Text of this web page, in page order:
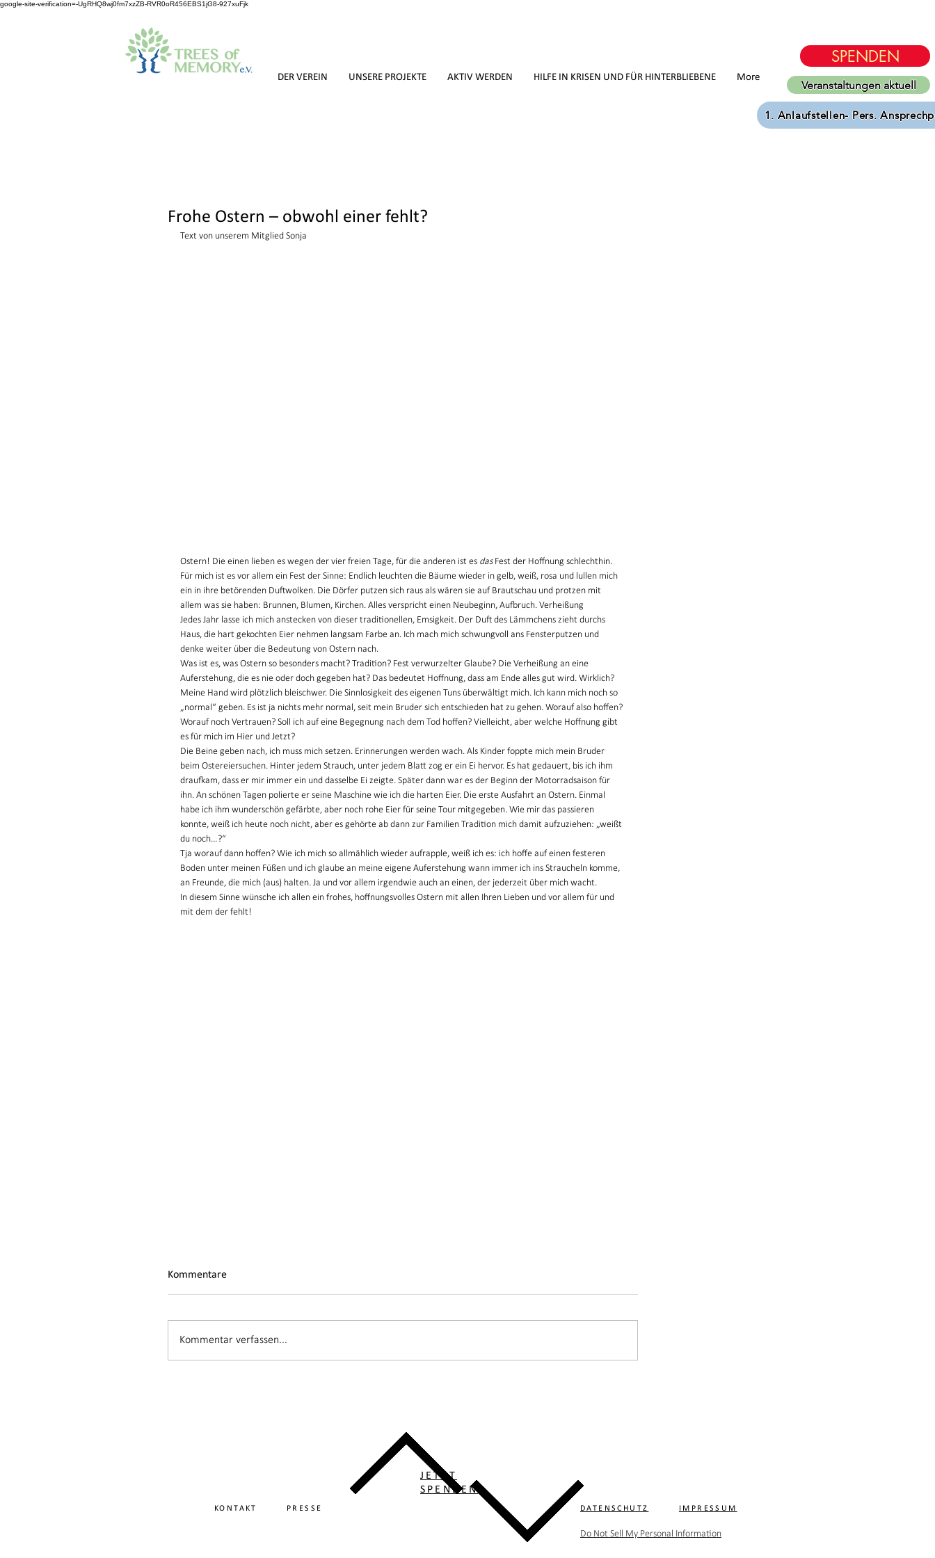
google-site-verification=-UgRHQ8wj0fm7xzZB-RVR0oR456EBS1jG8-927xuFjk
DER VEREIN UNSERE PROJEKTE AKTIV WERDEN HILFE IN KRISEN UND FÜR HINTERBLIEBENE More
SPENDEN
Veranstaltungen aktuell
1. Anlaufstellen- Pers.
Frohe Ostern – obwohl einer fehlt?
Text von unserem Mitglied Sonja
Ostern! Die einen lieben es wegen der vier freien Tage, für die anderen ist es das Fest der Hoffnung schlechthin.
Für mich ist es vor allem ein Fest der Sinne: Endlich leuchten die Bäume wieder in gelb, weiß, rosa und lullen mich
ein in ihre betörenden Duftwolken. Die Dörfer putzen sich raus als wären sie auf Brautschau und protzen mit
allem was sie haben: Brunnen, Blumen, Kirchen. Alles verspricht einen Neubeginn, Aufbruch. Verheißung
Jedes Jahr lasse ich mich anstecken von dieser traditionellen, Emsigkeit. Der Duft des Lämmchens zieht durchs
Haus, die hart gekochten Eier nehmen langsam Farbe an. Ich mach mich schwungvoll ans Fensterputzen und
denke weiter über die Bedeutung von Ostern nach.
Was ist es, was Ostern so besonders macht? Tradition? Fest verwurzelter Glaube? Die Verheißung an eine
Auferstehung, die es nie oder doch gegeben hat? Das bedeutet Hoffnung, dass am Ende alles gut wird. Wirklich?
Meine Hand wird plötzlich bleischwer. Die Sinnlosigkeit des eigenen Tuns überwältigt mich. Ich kann mich noch so
„normal“ geben. Es ist ja nichts mehr normal, seit mein Bruder sich entschieden hat zu gehen. Worauf also hoffen?
Worauf noch Vertrauen? Soll ich auf eine Begegnung nach dem Tod hoffen? Vielleicht, aber welche Hoffnung gibt
es für mich im Hier und Jetzt?
Die Beine geben nach, ich muss mich setzen. Erinnerungen werden wach. Als Kinder foppte mich mein Bruder
beim Ostereiersuchen. Hinter jedem Strauch, unter jedem Blatt zog er ein Ei hervor. Es hat gedauert, bis ich ihm
draufkam, dass er mir immer ein und dasselbe Ei zeigte. Später dann war es der Beginn der Motorradsaison für
ihn. An schönen Tagen polierte er seine Maschine wie ich die harten Eier. Die erste Ausfahrt an Ostern. Einmal
habe ich ihm wunderschön gefärbte, aber noch rohe Eier für seine Tour mitgegeben. Wie mir das passieren
konnte, weiß ich heute noch nicht, aber es gehörte ab dann zur Familien Tradition mich damit aufzuziehen: „weißt
du noch…?“
Tja worauf dann hoffen? Wie ich mich so allmählich wieder aufrapple, weiß ich es: ich hoffe auf einen festeren
Boden unter meinen Füßen und ich glaube an meine eigene Auferstehung wann immer ich ins Straucheln komme,
an Freunde, die mich (aus) halten. Ja und vor allem irgendwie auch an einen, der jederzeit über mich wacht.
In diesem Sinne wünsche ich allen ein frohes, hoffnungsvolles Ostern mit allen Ihren Lieben und vor allem für und
mit dem der fehlt!
Kommentare
Kommentar verfassen...
JETZT
SPENDEN
KONTAKT PRESSE DATENSCHUTZ IMPRESSUM
Do Not Sell My Personal Information